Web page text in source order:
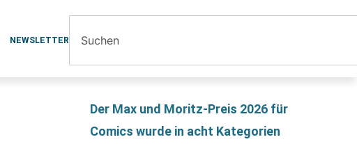
NEWSLETTER
Der Max und Moritz-Preis 2026 für
Comics wurde in acht Kategorien